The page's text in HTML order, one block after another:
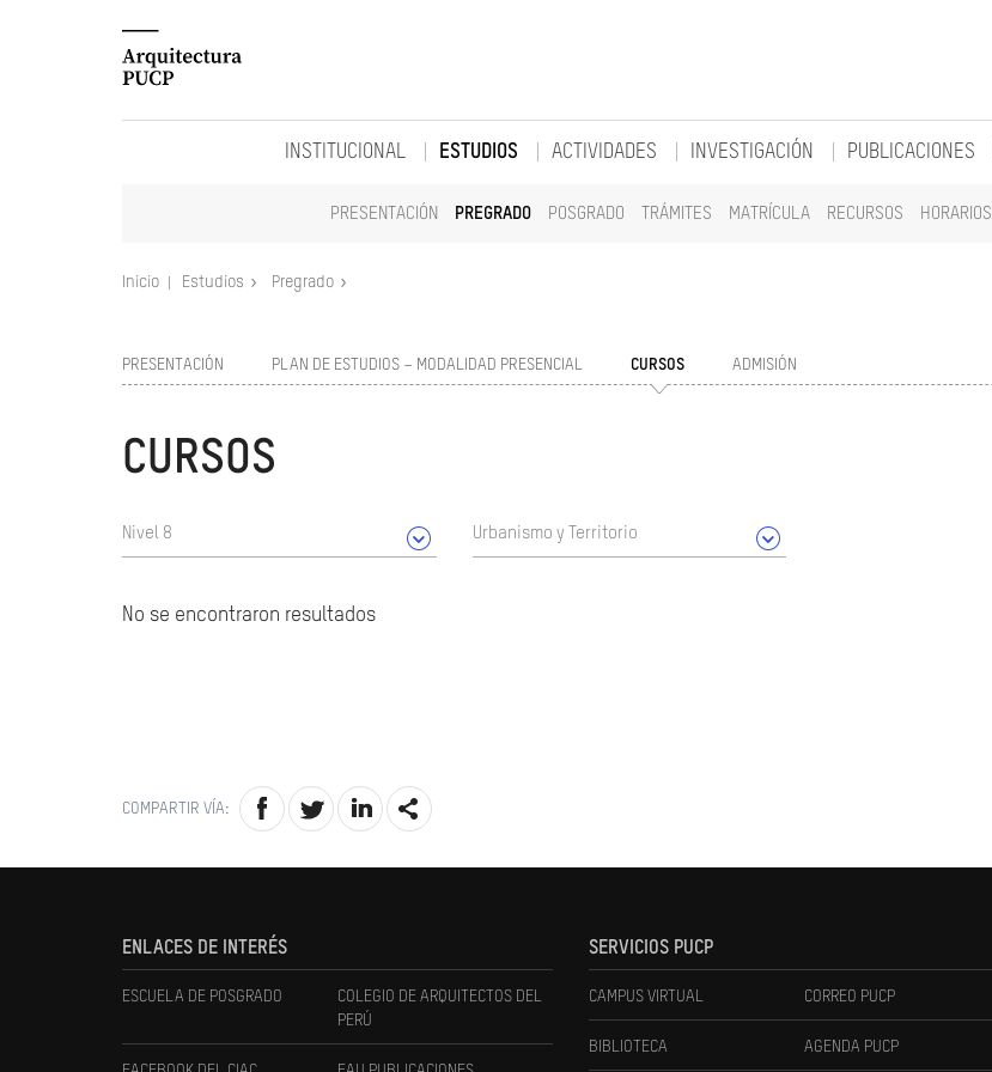
INSTITUCIONAL ESTUDIOS
PRESENTACIÓN PREGRADO POSGRADO TRÁMITES MATRÍCULA RECURSOS HORARIOS
ACTIVIDADES INVESTIGACIÓN PUBLICACIONES
Inicio Estudios Pregrado
PRESENTACIÓN PLAN DE ESTUDIOS – MODALIDAD PRESENCIAL CURSOS ADMISIÓN
CURSOS
Nivel 8 Urbanismo y Territorio
No se encontraron resultados
COMPARTIR VÍA:
ENLACES DE INTERÉS
ESCUELA DE POSGRADO
COLEGIO DE ARQUITECTOS DEL
PERÚ
SERVICIOS PUCP
CAMPUS VIRTUAL CORREO PUCP
BIBLIOTECA AGENDA PUCP